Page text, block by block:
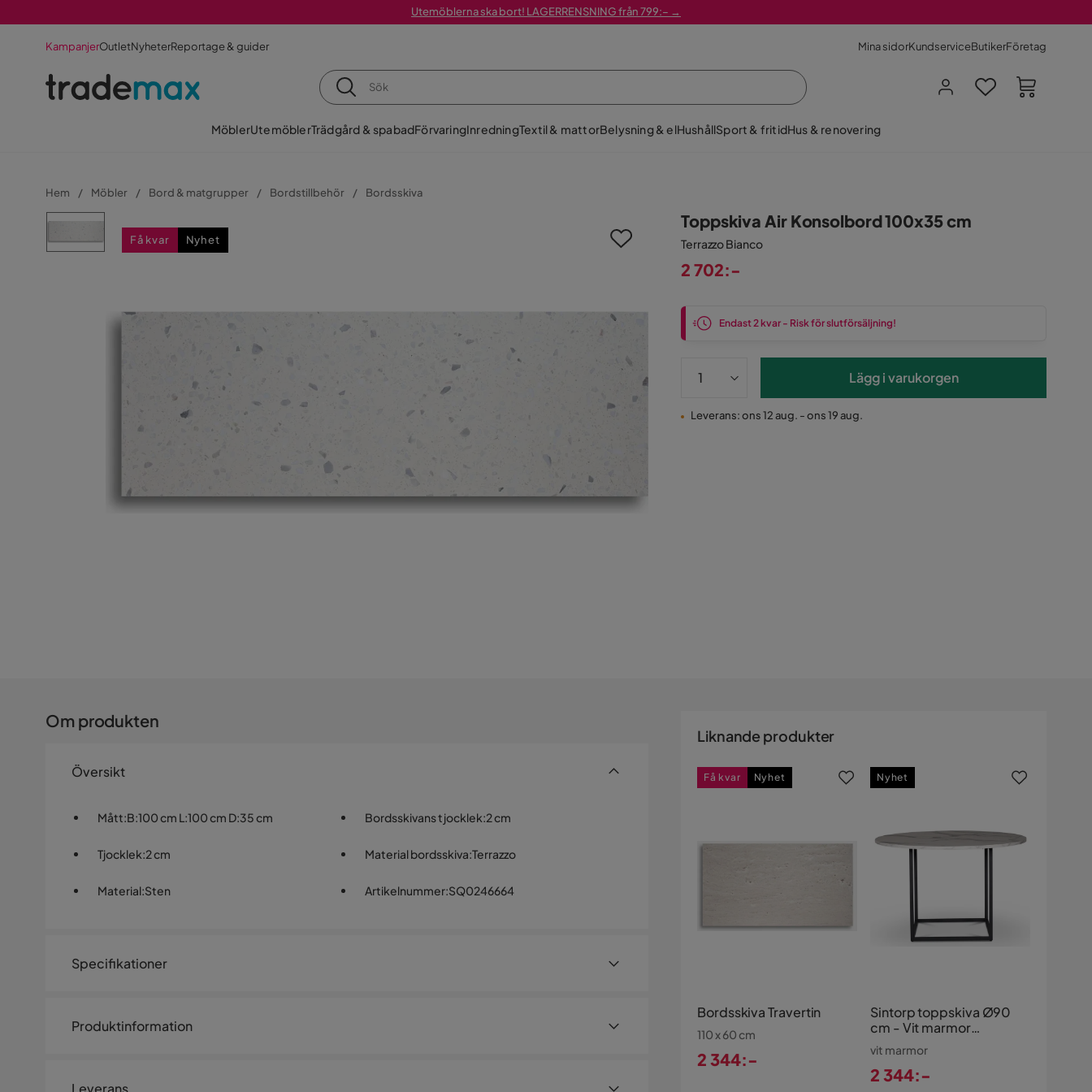
Utemöblerna ska bort! LAGERRENSNING från 799:– →
KampanjerOutletNyheterReportage & guider Mina sidorKundserviceButikerFöretag
MöblerUtemöblerTrädgård & spabadFörvaringInredningTextil & mattorBelysning & elHushållSport & fritidHus & renovering
Hem Möbler Bord & matgrupper Bordstillbehör Bordsskiva
Få kvar Nyhet
Toppskiva Air Konsolbord 100x35 cm
Terrazzo Bianco
2 702:-
Endast 2 kvar - Risk för slutförsäljning!
Lägg i varukorgen
Leverans: ons 12 aug. - ons 19 aug.
Om produkten
Översikt
Mått:B:100 cm L:100 cm D:35 cm Bordsskivans tjocklek:2 cm
Tjocklek:2 cm Material bordsskiva:Terrazzo
Material:Sten Artikelnummer:SQ0246664
Specifikationer
Storlek
Produktinformation
Leverans
Liknande produkter
Bordsskiva Travertin
110 x 60 cm
2 344:-
Få kvar Nyhet
Sintorp toppskiva Ø90
cm - Vit marmor
(Exklusivt laminat)
vit marmor
2 344:-
Nyhet